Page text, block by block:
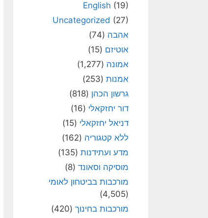
English (19)
Uncategorized (27)
אהבה (74)
אוטיזם (15)
אמונה (1,277)
אמנות (253)
גרשון הכהן (818)
דור יחזקאלי (16)
דניאל יחזקאלי (15)
ללא קטגוריה (162)
מדע ועתידנות (135)
מוסיקה וסאונד (8)
מורכבות בביטחון לאומי
(4,505)
מורכבות בחינוך (420)